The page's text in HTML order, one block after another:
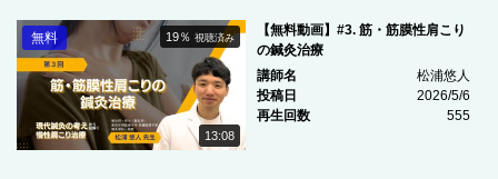
13:08
19％視聴済み
無料
【無料動画】#3. 筋・筋膜性肩こり
の鍼灸治療
講師名
松浦悠人
投稿日
2026/5/6
再生回数
555